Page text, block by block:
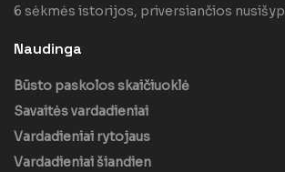
6 sėkmės istorijos, priversiančios
Naudinga
Būsto paskolos skaičiuoklė
Savaitės vardadieniai
Vardadieniai rytojaus
Vardadieniai šiandien